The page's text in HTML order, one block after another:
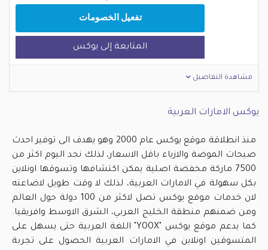
تفعيل الخصومات
المتابعة إلى يوكس
مشاهدة التفاصيل
يوكس الامارات العربية
منذ انطلاقة موقع يوكس عام 2000 وهو يهدف الى توفير احدث
صيحات الموضة والازياء باقل الاسعار، لذلك نجد اليوم اكثر من
7500 ماركة مخفضة اصلية يمكن اكتشافها وتسوقها اونلاين
بكل سهولة في الامارات العربية، لذلك لا وقت طويل لاضاعته
لان خدمات موقع يوكس تصل لاكثر من 100 دولة حول العالم
ومن ضمنهم منطقة الخليج العربي، الشرق الاوسط وافريقيا.
كما يدعم موقع يوكس "YOOX" اللغة العربية حتى يسهل على
المتسوقين اونلاين في الامارات العربية الحصول على تجربة